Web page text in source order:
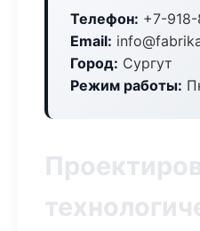
Телефон: +7-
Email:
Город: Сургут
Режим работы: